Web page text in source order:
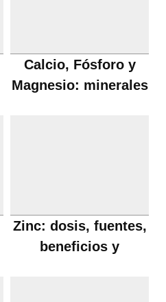
Calcio, Fósforo y
Magnesio: minerales
Zinc: dosis, fuentes,
beneficios y